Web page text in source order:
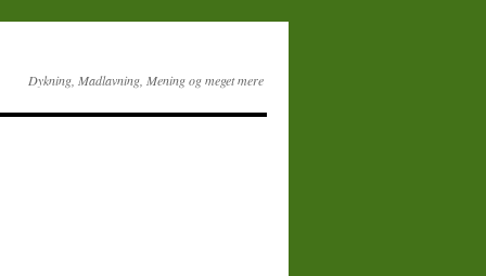
Dykning, Madlavning, Mening og meget mere